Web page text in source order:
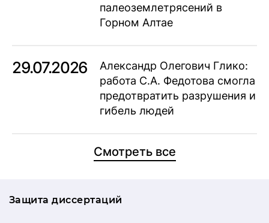
палеоземлетрясений в
Горном Алтае
29.07.2026
Александр Олегович Глико:
работа С.А. Федотова смогла
предотвратить разрушения и
гибель людей
Смотреть все
Защита диссертаций